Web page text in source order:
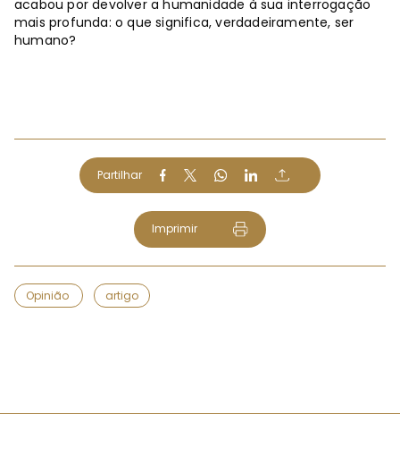
acabou por devolver a humanidade à sua interrogação
mais profunda: o que significa, verdadeiramente, ser
humano?
Partilhar
Imprimir
Opinião artigo